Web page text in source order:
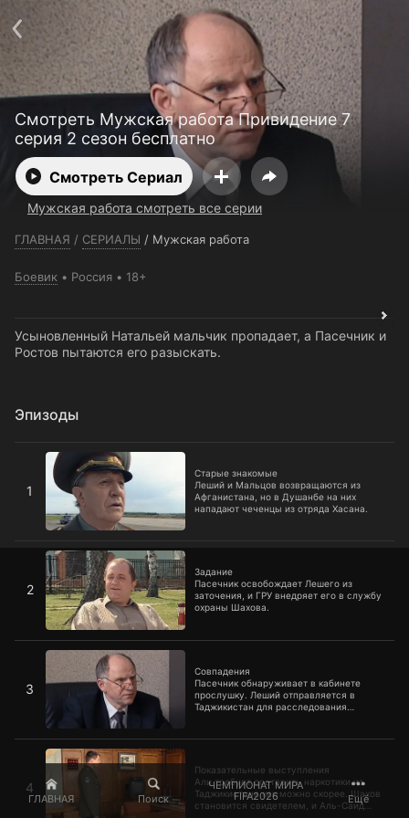
ГЛАВНАЯ Поиск
ЧЕМПИОНАТ МИРА
FIFA2026
Ещё
Смотреть Мужская работа Привидение 7
серия 2 сезон бесплатно
Смотреть Сериал
Мужская работа смотреть все серии
ГЛАВНАЯ / СЕРИАЛЫ / Мужская работа
Боевик Россия 18+
Усыновленный Натальей мальчик пропадает, а Пасечник и
Ростов пытаются его разыскать.
Эпизоды
1
Старые знакомые
Леший и Мальцов возвращаются из
Афганистана, но в Душанбе на них
нападают чеченцы из отряда Хасана.
Старые знакомые
2
Задание
Пасечник освобождает Лешего из
заточения, и ГРУ внедряет его в службу
охраны Шахова.
Задание
3
Совпадения
Пасечник обнаруживает в кабинете
прослушку. Леший отправляется в
Таджикистан для расследования
Совпадения
4
Показательные выступления
Али требует доставить наркотики из
Таджикистана как можно скорее. Шахов
становится свидетелем, и Аль-Саид
Показательные выступления
Телефон поддержки: +7 (727) 323 10 92
Пользовательское соглашение
Политика конфиденциальности
Открыть приложение
Ввести промокод